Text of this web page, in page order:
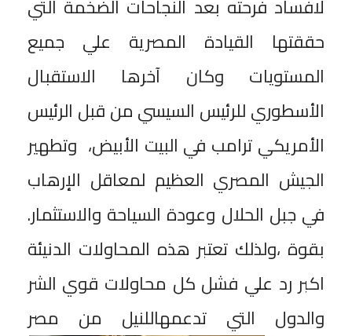
لافساد فرحته بعد النجاحات الضخمة التي
حققتها القيادة المصرية علي جميع
المستويات وكان آخرها الاستقبال
الأسطوري للرئيس السيسي من قبل الرئيس
الأمريكي ترامب في البيت الأبيض، وتطهير
الجيش المصري العظيم لمعاقل الإرهاب
في جبل الحلال وعودة السياحة والاستثمار.
بقوة ،ولذلك تعتبر هذه المحاولات الدنيئة
اكبر رد علي فشل كل محاولات قوي الشر
والدول التي تدعمهاللنيل من مصر